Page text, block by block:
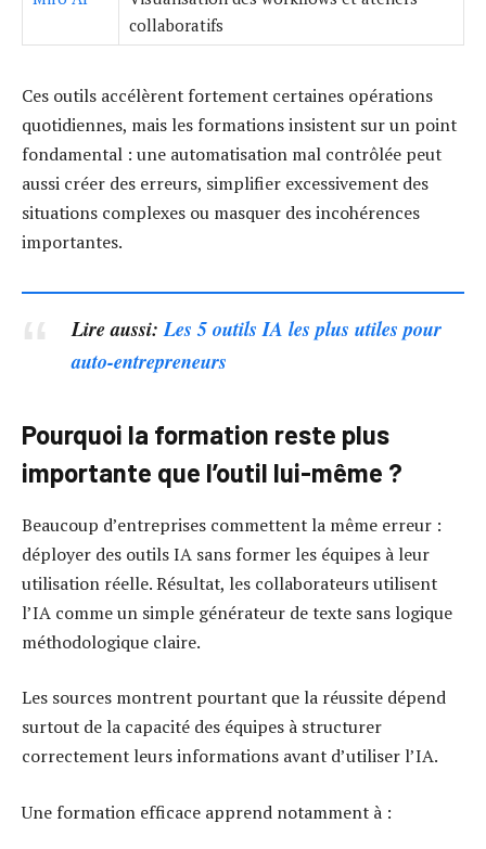
collaboratifs
Ces outils accélèrent fortement certaines opérations
quotidiennes, mais les formations insistent sur un point
fondamental : une automatisation mal contrôlée peut
aussi créer des erreurs, simplifier excessivement des
situations complexes ou masquer des incohérences
importantes.
Lire aussi:Les 5 outils IA les plus utiles pour
auto-entrepreneurs
Pourquoi la formation reste plus
importante que l’outil lui-même ?
Beaucoup d’entreprises commettent la même erreur :
déployer des outils IA sans former les équipes à leur
utilisation réelle. Résultat, les collaborateurs utilisent
l’IA comme un simple générateur de texte sans logique
méthodologique claire.
Les sources montrent pourtant que la réussite dépend
surtout de la capacité des équipes à structurer
correctement leurs informations avant d’utiliser l’IA.
Une formation efficace apprend notamment à :